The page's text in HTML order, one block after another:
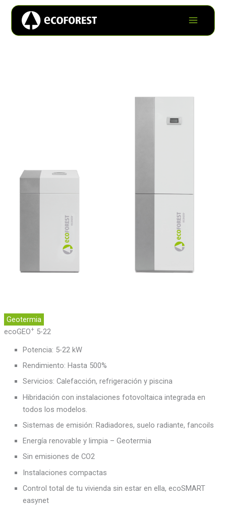
Geotermia
ecoGEO+ 5-22
Potencia: 5-22 kW
Rendimiento: Hasta 500%
Servicios: Calefacción, refrigeración y piscina
Hibridación con instalaciones fotovoltaica integrada en
todos los modelos.
Sistemas de emisión: Radiadores, suelo radiante, fancoils
Energía renovable y limpia – Geotermia
Sin emisiones de CO2
Instalaciones compactas
Control total de tu vivienda sin estar en ella, ecoSMART
easynet